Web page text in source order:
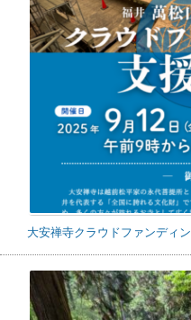
大安禅寺クラウドファンディ